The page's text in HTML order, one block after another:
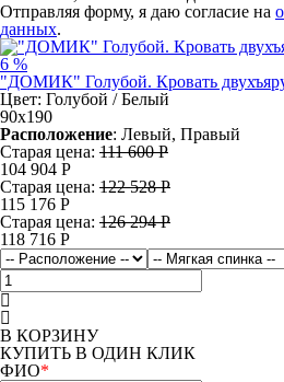
Отправляя форму, я даю согласие на
данных.
6 %
"ДОМИК" Голубой. Кровать
Цвет: Голубой / Белый
90х190
Расположение: Левый, Правый
Старая цена: 111 600 Р
104 904 Р
Старая цена: 122 528 Р
115 176 Р
Старая цена: 126 294 Р
118 716 Р
В КОРЗИНУ
КУПИТЬ В ОДИН КЛИК
ФИО*